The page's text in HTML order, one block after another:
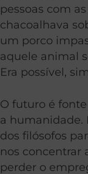
pessoas com
chacoalhava
um porco
aquele animal
Era possível,
O futuro é
a humanidade.
dos filósofos
nos concentrar
perder o